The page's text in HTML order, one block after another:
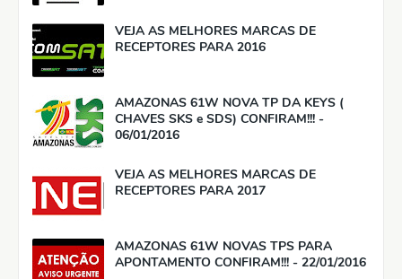
VEJA AS MELHORES MARCAS DE
RECEPTORES PARA 2016
AMAZONAS 61W NOVA TP DA KEYS (
CHAVES SKS e SDS) CONFIRAM!!! -
06/01/2016
VEJA AS MELHORES MARCAS DE
RECEPTORES PARA 2017
AMAZONAS 61W NOVAS TPS PARA
APONTAMENTO CONFIRAM!!! - 22/01/2016